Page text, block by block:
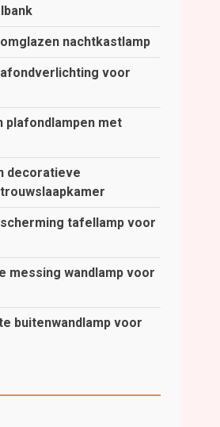
nachtkastlamp
voor
plafondlampen met
decoratieve
tafellamp voor
messing wandlamp voor
buitenwandlamp voor